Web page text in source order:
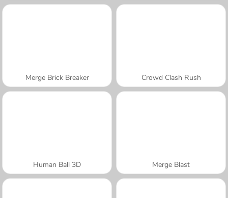
Merge Brick Breaker Crowd Clash Rush
Human Ball 3D Merge Blast